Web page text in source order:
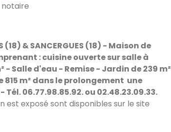
notaire
(18) & SANCERGUES (18) - Maison de
: cuisine ouverte sur salle à
- Salle d'eau - Remise - Jardin de 239 m²
815 m² dans le prolongement une
06.77.98.85.92. ou 02.48.23.09.33.
est exposé sont disponibles sur le site